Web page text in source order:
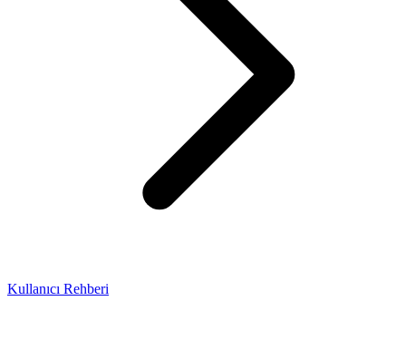
Kullanıcı Rehberi